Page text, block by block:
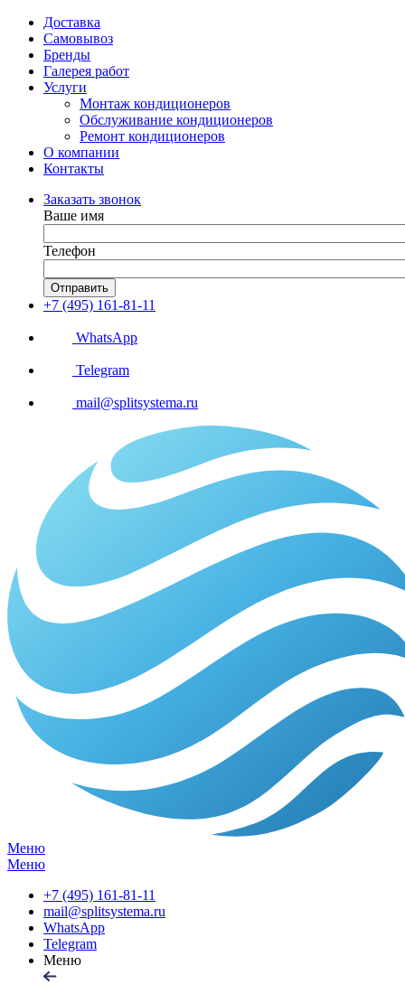
Доставка
Самовывоз
Бренды
Галерея работ
Услуги
Монтаж кондиционеров
Обслуживание кондиционеров
Ремонт кондиционеров
О компании
Контакты
Заказать звонок
Ваше имя
Телефон
Отправить
+7 (495) 161-81-11
WhatsApp
Telegram
mail@splitsystema.ru
Меню
Меню
+7 (495) 161-81-11
mail@splitsystema.ru
WhatsApp
Telegram
Меню